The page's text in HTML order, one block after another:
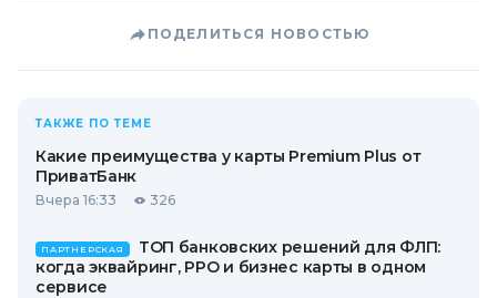
ПОДЕЛИТЬСЯ НОВОСТЬЮ
ТАКЖЕ ПО ТЕМЕ
Какие преимущества у карты Premium Plus от
ПриватБанк
Вчера 16:33 326
ПАРТНЕРСКАЯ
ТОП банковских решений для ФЛП:
когда эквайринг, РРО и бизнес карты в одном
сервисе